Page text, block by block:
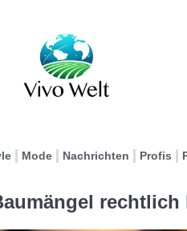
Mode Nachrichten Profis
rechtlich